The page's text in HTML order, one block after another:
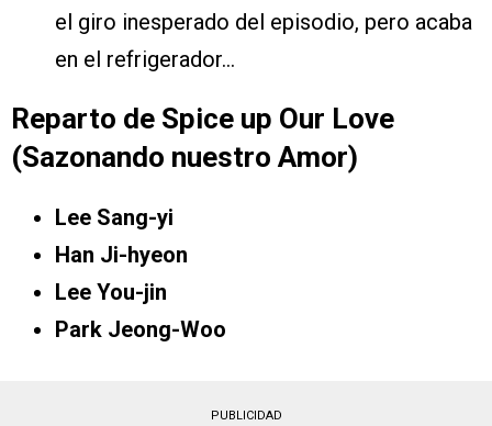
el giro inesperado del episodio, pero acaba
en el refrigerador…
Reparto de Spice up Our Love
(Sazonando nuestro Amor)
Lee Sang-yi
Han Ji-hyeon
Lee You-jin
Park Jeong-Woo
PUBLICIDAD